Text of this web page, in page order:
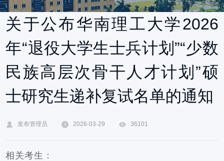
关于公布华南理工大学2026
年“退役大学生士兵计划”“少数
民族高层次骨干人才计划”硕
士研究生递补复试名单的通知
发布管理员 2026-03-29 36101
相关考生：